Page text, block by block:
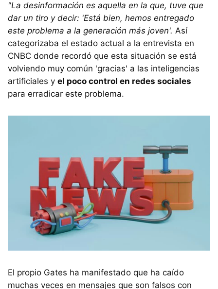
"La desinformación es aquella en la que, tuve que
dar un tiro y decir: 'Está bien, hemos entregado
este problema a la generación más joven'. Así
categorizaba el estado actual a la entrevista en
CNBC donde recordó que esta situación se está
volviendo muy común 'gracias' a las inteligencias
artificiales y el poco control en redes sociales
para erradicar este problema.
El propio Gates ha manifestado que ha caído
muchas veces en mensajes que son falsos con